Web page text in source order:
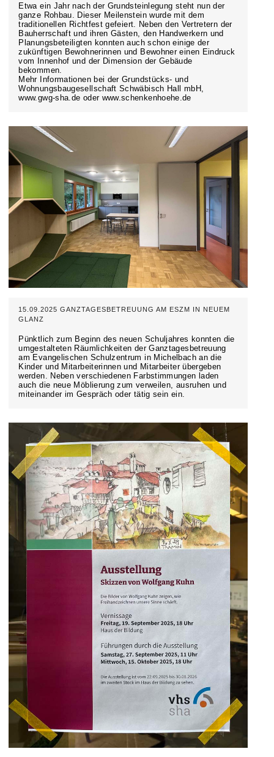
Etwa ein Jahr nach der Grundsteinlegung steht nun der
ganze Rohbau. Dieser Meilenstein wurde mit dem
traditionellen Richtfest gefeiert. Neben den Vertretern der
Bauherrschaft und ihren Gästen, den Handwerkern und
Planungsbeteiligten konnten auch schon einige der
zukünftigen Bewohnerinnen und Bewohner einen Eindruck
vom Innenhof und der Dimension der Gebäude
bekommen.
Mehr Informationen bei der Grundstücks- und
Wohnungsbaugesellschaft Schwäbisch Hall mbH,
www.gwg-sha.de oder www.schenkenhoehe.de
15.09.2025 GANZTAGESBETREUUNG AM ESZM IN NEUEM
GLANZ
Pünktlich zum Beginn des neuen Schuljahres konnten die
umgestalteten Räumlichkeiten der Ganztagesbetreuung
am Evangelischen Schulzentrum in Michelbach an die
Kinder und Mitarbeiterinnen und Mitarbeiter übergeben
werden. Neben verschiedenen Farbstimmungen laden
auch die neue Möblierung zum verweilen, ausruhen und
miteinander im Gespräch oder tätig sein ein.